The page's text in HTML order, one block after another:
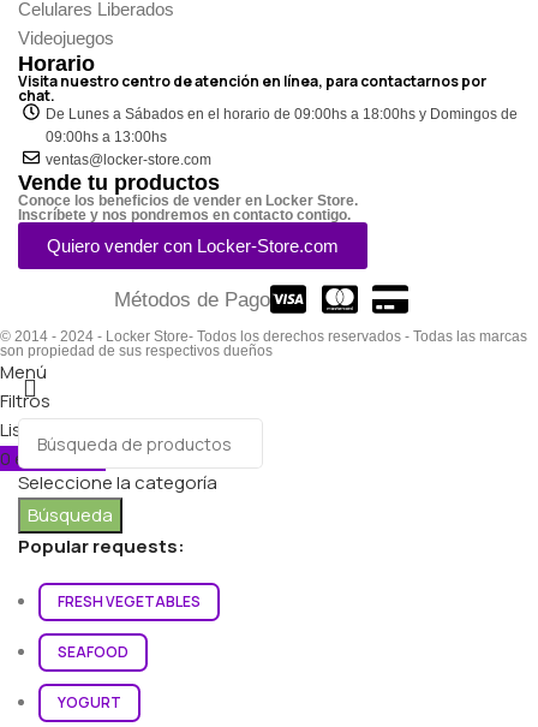
Celulares Liberados
Videojuegos
Horario
Visita nuestro centro de atención en línea, para contactarnos por
chat.
De Lunes a Sábados en el horario de 09:00hs a 18:00hs y Domingos de
09:00hs a 13:00hs
ventas@locker-store.com
Vende tu productos
Conoce los beneficios de vender en Locker Store.
Inscríbete y nos pondremos en contacto contigo.
Quiero vender con Locker-Store.com
Métodos de Pago
© 2014 - 2024 - Locker Store- Todos los derechos reservados - Todas las marcas
son propiedad de sus respectivos dueños
Seleccione la categoría
Búsqueda
Popular requests:
FRESH VEGETABLES
SEAFOOD
YOGURT
Menú
Filtros
Lista de deseos
0 elementosCarro